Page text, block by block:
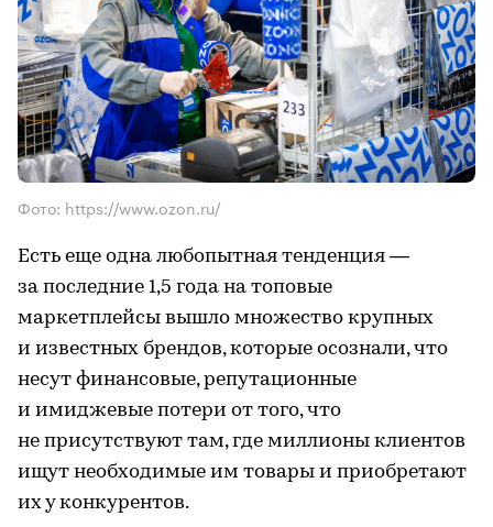
Фото: https://www.ozon.ru/
Есть еще одна любопытная тенденция —
за последние 1,5 года на топовые
маркетплейсы вышло множество крупных
и известных брендов, которые осознали, что
несут финансовые, репутационные
и имиджевые потери от того, что
не присутствуют там, где миллионы клиентов
ищут необходимые им товары и приобретают
их у конкурентов.